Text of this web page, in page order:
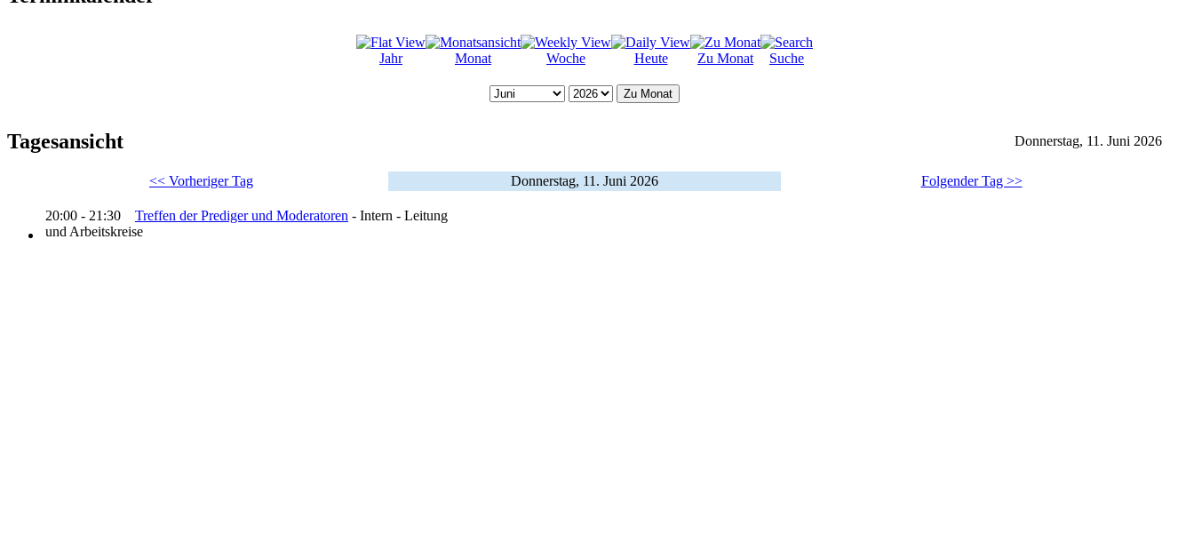
Jahr Monat Woche Heute Zu Monat Suche
Zu Monat
Tagesansicht Donnerstag, 11. Juni 2026
<< Vorheriger Tag Donnerstag, 11. Juni 2026 Folgender Tag >>
20:00 - 21:30 Treffen der Prediger und Moderatoren - Intern - Leitung
und Arbeitskreise